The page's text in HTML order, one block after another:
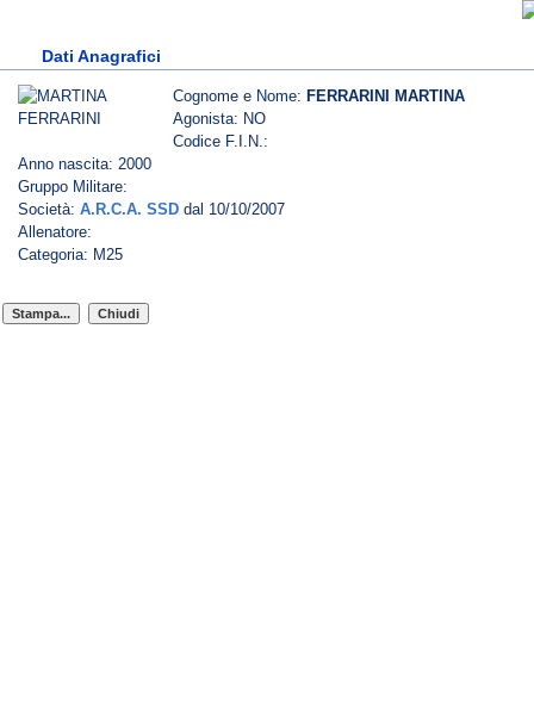
Dati Anagrafici
Cognome e Nome: FERRARINI MARTINA
Agonista: NO
Codice F.I.N.:
Anno nascita: 2000
Gruppo Militare:
Società: A.R.C.A. SSD dal 10/10/2007
Allenatore:
Categoria: M25